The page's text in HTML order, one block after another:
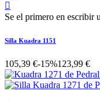

Se el primero en escribir
Silla Kuadra 1151
105,39 €-15%123,99 €